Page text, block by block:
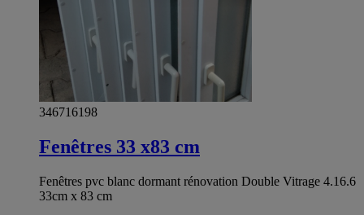
346716198
Fenêtres 33 x83 cm
Fenêtres pvc blanc dormant rénovation Double Vitrage 4.16.6
33cm x 83 cm